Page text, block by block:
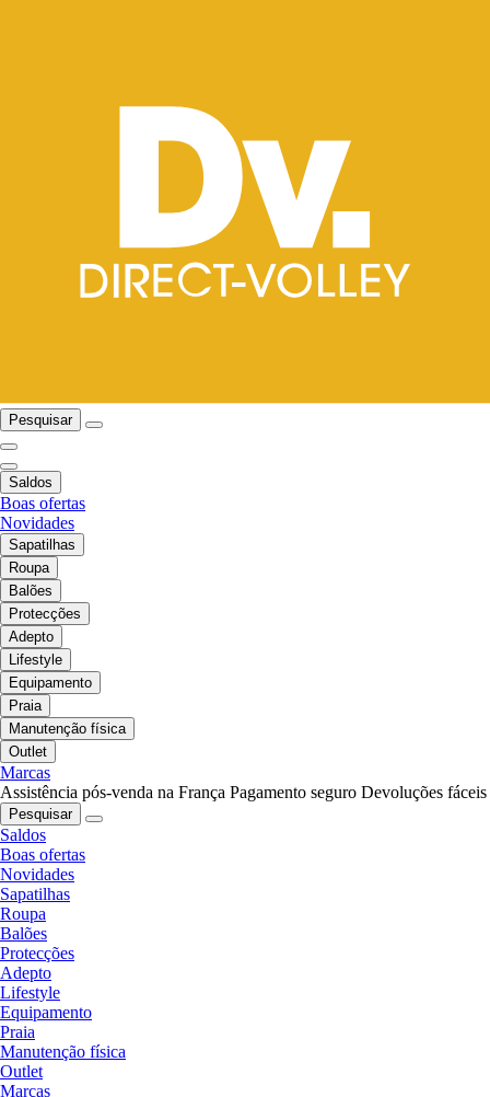
Pesquisar
Saldos
Boas ofertas
Novidades
Sapatilhas
Roupa
Balões
Protecções
Adepto
Lifestyle
Equipamento
Praia
Manutenção física
Outlet
Marcas
Assistência pós-venda na França Pagamento seguro Devoluções fáceis
Pesquisar
Saldos
Boas ofertas
Novidades
Sapatilhas
Roupa
Balões
Protecções
Adepto
Lifestyle
Equipamento
Praia
Manutenção física
Outlet
Marcas